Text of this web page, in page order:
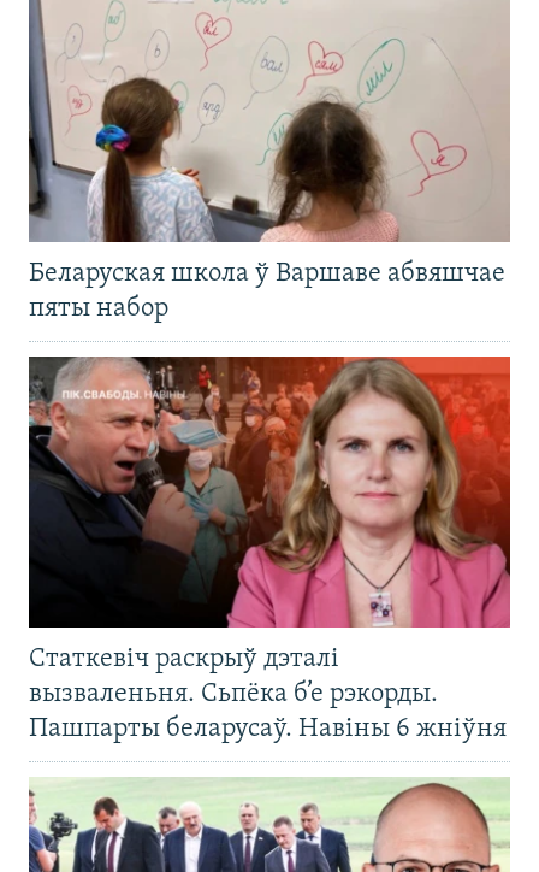
Беларуская школа ў Варшаве абвяшчае
пяты набор
Статкевіч раскрыў дэталі
вызваленьня. Сьпёка б’е рэкорды.
Пашпарты беларусаў. Навіны 6 жніўня